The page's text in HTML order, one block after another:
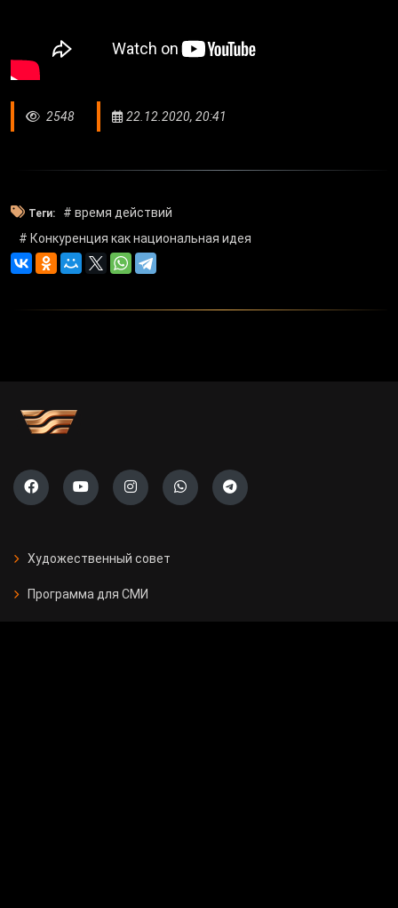
2548 22.12.2020, 20:41
Теги:
# время действий
# Конкуренция как национальная идея
Художественный совет
Программа для СМИ